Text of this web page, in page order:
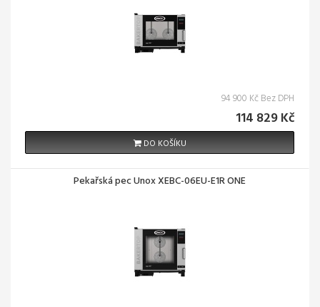
94 900 Kč Bez DPH
114 829 Kč
DO KOŠÍKU
Pekařská pec Unox XEBC-06EU-E1R ONE